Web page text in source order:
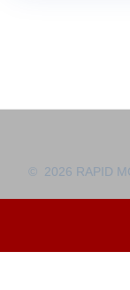
© 2026 RAPID